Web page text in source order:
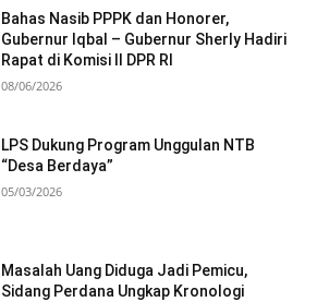
Bahas Nasib PPPK dan Honorer,
Gubernur Iqbal – Gubernur Sherly Hadiri
Rapat di Komisi II DPR RI
08/06/2026
LPS Dukung Program Unggulan NTB
“Desa Berdaya”
05/03/2026
Masalah Uang Diduga Jadi Pemicu,
Sidang Perdana Ungkap Kronologi